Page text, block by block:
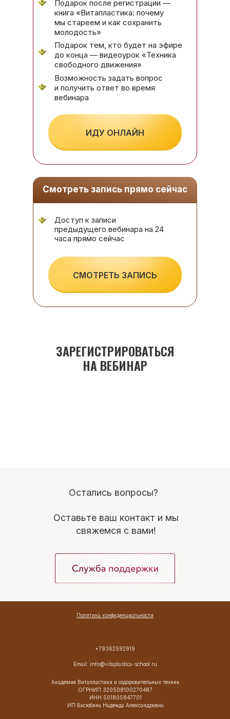
Подарок после регистрации —
книга «Витапластика: почему
мы стареем и как сохранить
молодость»
Подарок тем, кто будет на эфире
до конца — видеоурок «Техника
свободного движения»
Возможность задать вопрос
и получить ответ во время
вебинара
ИДУ ОНЛАЙН
СМОТРЕТЬ ЗАПИСЬ
Смотреть запись прямо сейчас
Доступ к записи
предыдущего вебинара на 24
часа прямо сейчас
ЗАРЕГИСТРИРОВАТЬСЯ
НА ВЕБИНАР
Остались вопросы?
Оставьте ваш контакт и мы
свяжемся с вами!
+79362592919
Email: info@vitaplastica-school.ru
Академия Витапластики и оздоровительных техник
ОГРНИП 320508100270487
ИНН 501805847701
ИП Басюбина Надежда Александровна
Политика конфиденциальности